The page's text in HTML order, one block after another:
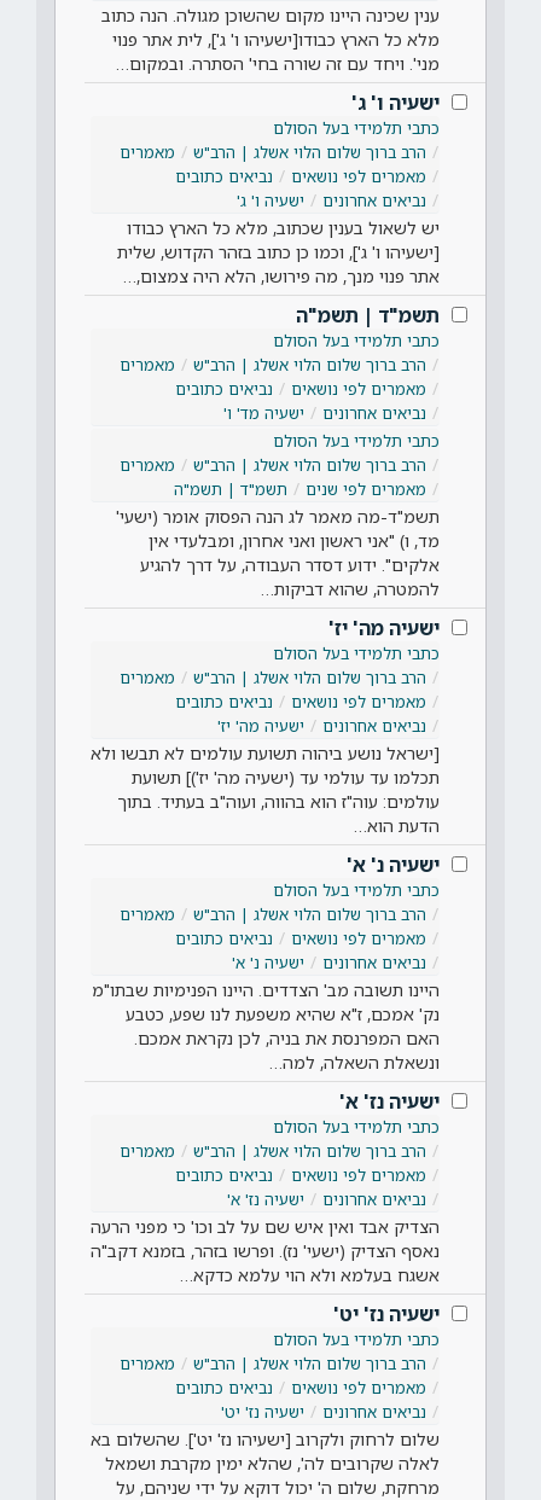
ענין שכינה היינו מקום שהשוכן מגולה. הנה כתוב
מלא כל הארץ כבודו[ישעיהו ו' ג'], לית אתר פנוי
מני'. ויחד עם זה שורה בחי' הסתרה. ובמקום…
ישעיה ו' ג'
כתבי תלמידי בעל הסולם
הרב ברוך שלום הלוי אשלג | הרב"ש
מאמרים
מאמרים לפי נושאים
נביאים כתובים
נביאים אחרונים
ישעיה ו' ג'
יש לשאול בענין שכתוב, מלא כל הארץ כבודו
[ישעיהו ו' ג'], וכמו כן כתוב בזהר הקדוש, שלית
אתר פנוי מנך, מה פירושו, הלא היה צמצום,…
תשמ"ד | תשמ"ה
כתבי תלמידי בעל הסולם
הרב ברוך שלום הלוי אשלג | הרב"ש
מאמרים
מאמרים לפי נושאים
נביאים כתובים
נביאים אחרונים
ישעיה מד' ו'
כתבי תלמידי בעל הסולם
הרב ברוך שלום הלוי אשלג | הרב"ש
מאמרים
מאמרים לפי שנים
תשמ"ד | תשמ"ה
תשמ"ד-מה מאמר לג הנה הפסוק אומר (ישעי'
מד, ו) "אני ראשון ואני אחרון, ומבלעדי אין
אלקים". ידוע דסדר העבודה, על דרך להגיע
להמטרה, שהוא דביקות…
ישעיה מה' יז'
כתבי תלמידי בעל הסולם
הרב ברוך שלום הלוי אשלג | הרב"ש
מאמרים
מאמרים לפי נושאים
נביאים כתובים
נביאים אחרונים
ישעיה מה' יז'
[ישראל נושע ביהוה תשועת עולמים לא תבשו ולא
תכלמו עד עולמי עד (ישעיה מה' יז')] תשועת
עולמים: עוה"ז הוא בהווה, ועוה"ב בעתיד. בתוך
הדעת הוא…
ישעיה נ' א'
כתבי תלמידי בעל הסולם
הרב ברוך שלום הלוי אשלג | הרב"ש
מאמרים
מאמרים לפי נושאים
נביאים כתובים
נביאים אחרונים
ישעיה נ' א'
היינו תשובה מב' הצדדים. היינו הפנימיות שבתו"מ
נק' אמכם, ז"א שהיא משפעת לנו שפע, כטבע
האם המפרנסת את בניה, לכן נקראת אמכם.
ונשאלת השאלה, למה…
ישעיה נז' א'
כתבי תלמידי בעל הסולם
הרב ברוך שלום הלוי אשלג | הרב"ש
מאמרים
מאמרים לפי נושאים
נביאים כתובים
נביאים אחרונים
ישעיה נז' א'
הצדיק אבד ואין איש שם על לב וכו' כי מפני הרעה
נאסף הצדיק (ישעי' נז). ופרשו בזהר, בזמנא דקב"ה
אשגח בעלמא ולא הוי עלמא כדקא…
ישעיה נז' יט'
כתבי תלמידי בעל הסולם
הרב ברוך שלום הלוי אשלג | הרב"ש
מאמרים
מאמרים לפי נושאים
נביאים כתובים
נביאים אחרונים
ישעיה נז' יט'
שלום לרחוק ולקרוב [ישעיהו נז' יט']. שהשלום בא
לאלה שקרובים לה', שהלא ימין מקרבת ושמאל
מרחקת, שלום ה' יכול דוקא על ידי שניהם, על